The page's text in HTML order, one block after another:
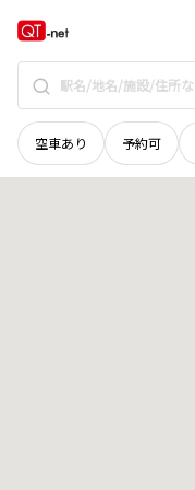
空車あり 予約可
愛媛県